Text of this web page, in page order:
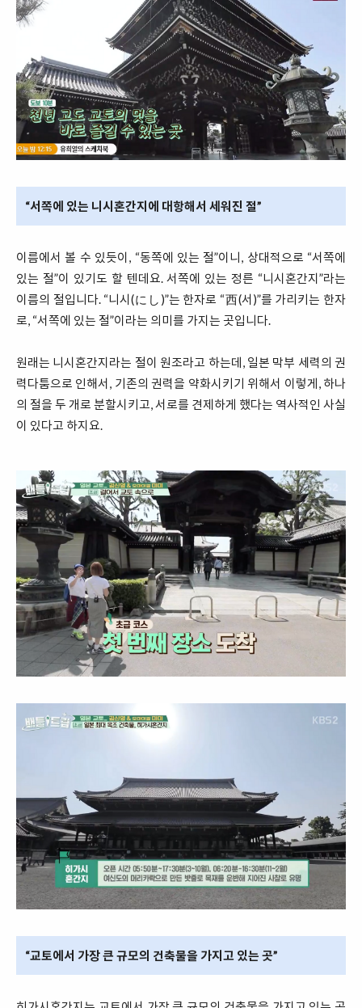
“서쪽에 있는 니시혼간지에 대항해서 세워진 절”
이름에서 볼 수 있듯이, “동쪽에 있는 절”이니, 상대적으로 “서쪽에
있는 절”이 있기도 할 텐데요. 서쪽에 있는 정른 “니시혼간지”라는
이름의 절입니다. “니시(にし)”는 한자로 “西(서)”를 가리키는 한자
로, “서쪽에 있는 절”이라는 의미를 가지는 곳입니다.
원래는 니시혼간지라는 절이 원조라고 하는데, 일본 막부 세력의 권
력다툼으로 인해서, 기존의 권력을 약화시키기 위해서 이렇게, 하나
의 절을 두 개로 분할시키고, 서로를 견제하게 했다는 역사적인 사실
이 있다고 하지요.
“교토에서 가장 큰 규모의 건축물을 가지고 있는 곳”